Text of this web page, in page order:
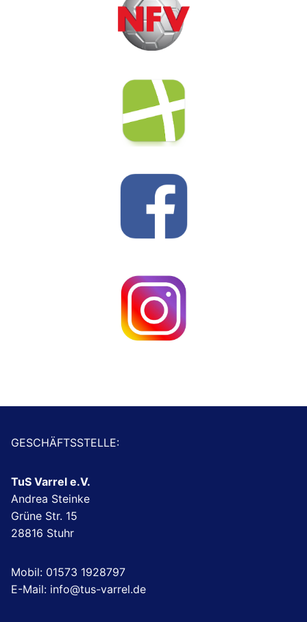
GESCHÄFTSSTELLE:
TuS Varrel e.V.
Andrea Steinke
Grüne Str. 15
28816 Stuhr
Mobil: 01573 1928797
E-Mail: info@tus-varrel.de